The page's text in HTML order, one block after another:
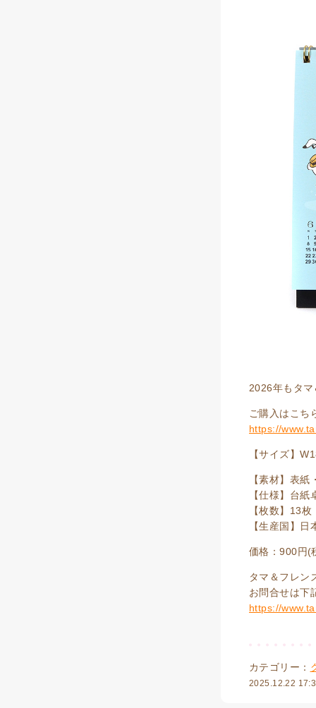
2026年もタ
ご購入はこち
https://
【サイズ】
【素材】表
【仕様】台
【枚数】13
【生産国】日
価格：900円(
タマ＆フレン
お問合せは下
https://
カテゴリー：
2025.12.22